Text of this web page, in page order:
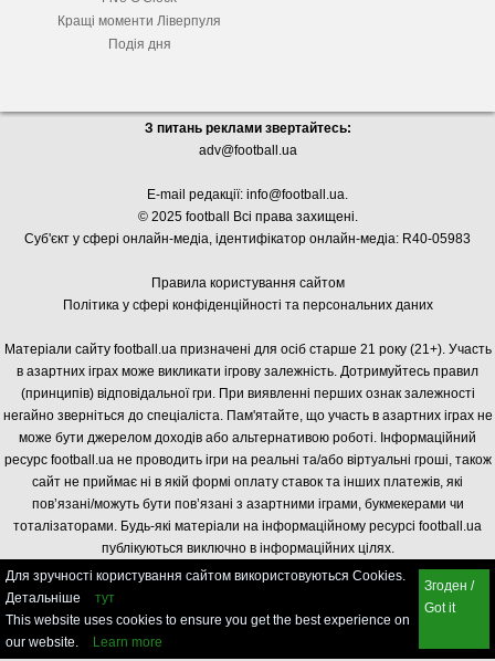
Кращі моменти Ліверпуля
Подія дня
З питань реклами звертайтесь:
adv@football.ua
E-mail редакції: info@football.ua.
© 2025 football Всі права захищені.
Суб'єкт у сфері онлайн-медіа, ідентифікатор онлайн-медіа: R40-05983
Правила користування сайтом
Політика у сфері конфіденційності та персональних даних
Матеріали сайту football.ua призначені для осіб старше 21 року (21+). Участь
в азартних іграх може викликати ігрову залежність. Дотримуйтесь правил
(принципів) відповідальної гри. При виявленні перших ознак залежності
негайно зверніться до спеціаліста. Пам'ятайте, що участь в азартних іграх не
може бути джерелом доходів або альтернативою роботі. Інформаційний
ресурс football.ua не проводить ігри на реальні та/або віртуальні гроші, також
сайт не приймає ні в якій формі оплату ставок та інших платежів, які
пов’язані/можуть бути пов’язані з азартними іграми, букмекерами чи
тоталізаторами. Будь-які матеріали на інформаційному ресурсі football.ua
публікуються виключно в інформаційних цілях.
Для зручності користування сайтом використовуються Cookies.
Детальніше
тут
This website uses cookies to ensure you get the best experience on
our website.
Learn more
Згоден /
Got it